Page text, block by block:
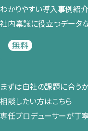
わかりやすい導入事例紹介
社内稟議に​役立つデータ
無料
まずは​自社の​課題に​合うか​
相談したい方は​こちら
専任プロデューサーが​丁